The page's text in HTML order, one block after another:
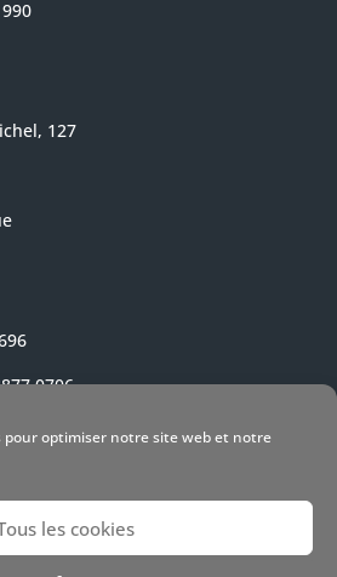
pour optimiser notre site web et notre
les cookies
127
0706